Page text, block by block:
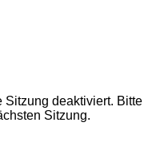
Sitzung deaktiviert. Bitte
Sitzung.